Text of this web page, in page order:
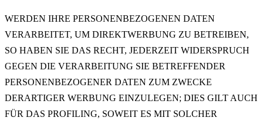
WERDEN IHRE PERSONENBEZOGENEN DATEN
VERARBEITET, UM DIREKTWERBUNG ZU BETREIBEN,
SO HABEN SIE DAS RECHT, JEDERZEIT WIDERSPRUCH
GEGEN DIE VERARBEITUNG SIE BETREFFENDER
PERSONENBEZOGENER DATEN ZUM ZWECKE
DERARTIGER WERBUNG EINZULEGEN; DIES GILT AUCH
FÜR DAS PROFILING, SOWEIT ES MIT SOLCHER